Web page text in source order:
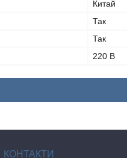
Китай
Так
Так
220 В